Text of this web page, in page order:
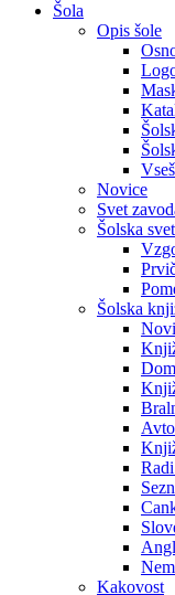
Šola
Opis šole
Novice
Svet
Šolska
Šolska
Kakovost